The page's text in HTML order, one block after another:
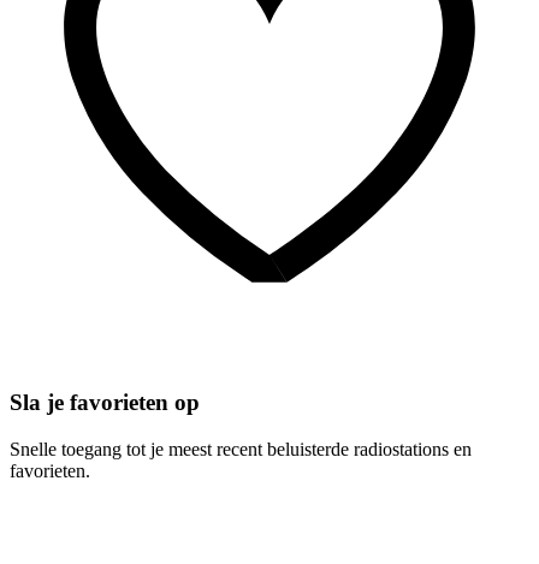
Sla je favorieten op
Snelle toegang tot je meest recent beluisterde radiostations en
favorieten.